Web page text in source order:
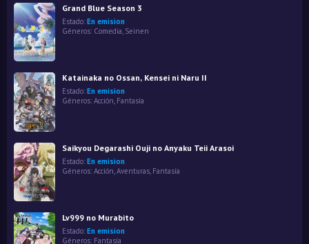
Grand Blue Season 3
Estado: En emision
Géneros: Comedia, Seinen
Katainaka no Ossan, Kensei ni Naru II
Estado: En emision
Géneros: Acción, Fantasía
Saikyou Degarashi Ouji no Anyaku Teii Arasoi
Estado: En emision
Géneros: Acción Aventuras Fantasía
Lv999 no Murabito
Estado: En emision
Géneros: Fantasía